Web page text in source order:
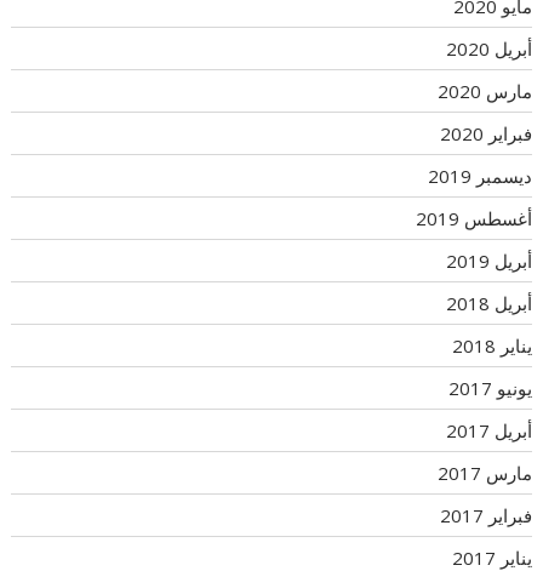
مايو 2020
أبريل 2020
مارس 2020
فبراير 2020
ديسمبر 2019
أغسطس 2019
أبريل 2019
أبريل 2018
يناير 2018
يونيو 2017
أبريل 2017
مارس 2017
فبراير 2017
يناير 2017